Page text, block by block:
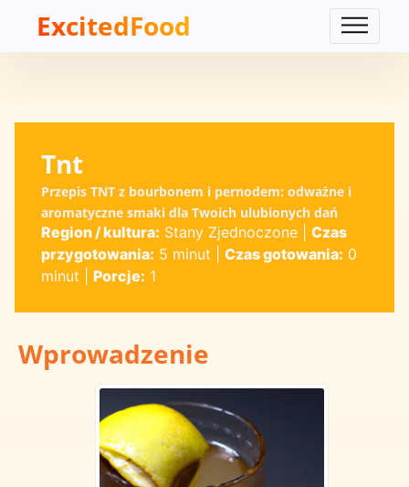
ExcitedFood
Tnt
Przepis TNT z bourbonem i pernodem: odważne i
aromatyczne smaki dla Twoich ulubionych dań
Region / kultura: Stany Zjednoczone| Czas
przygotowania: 5 minut Czas gotowania: 0
minut
Porcje: 1
Wprowadzenie